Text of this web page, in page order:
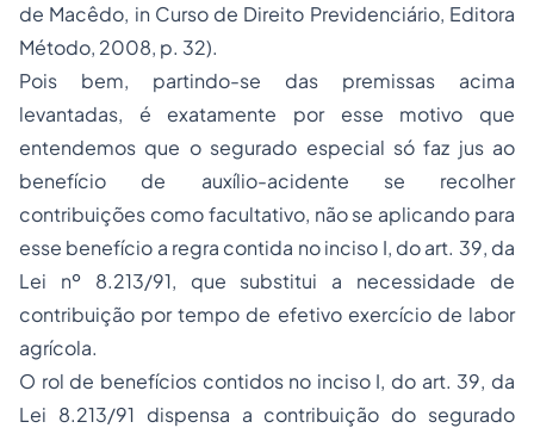
de Macêdo, in Curso de Direito Previdenciário, Editora
Método, 2008, p. 32).
Pois bem, partindo-se das premissas acima
levantadas, é exatamente por esse motivo que
entendemos que o segurado especial só faz jus ao
benefício de auxílio-acidente se recolher
contribuições como facultativo, não se aplicando para
esse benefício a regra contida no inciso I, do art. 39, da
Lei nº 8.213/91, que substitui a necessidade de
contribuição por tempo de efetivo exercício de labor
agrícola.
O rol de benefícios contidos no inciso I, do art. 39, da
Lei 8.213/91 dispensa a contribuição do segurado